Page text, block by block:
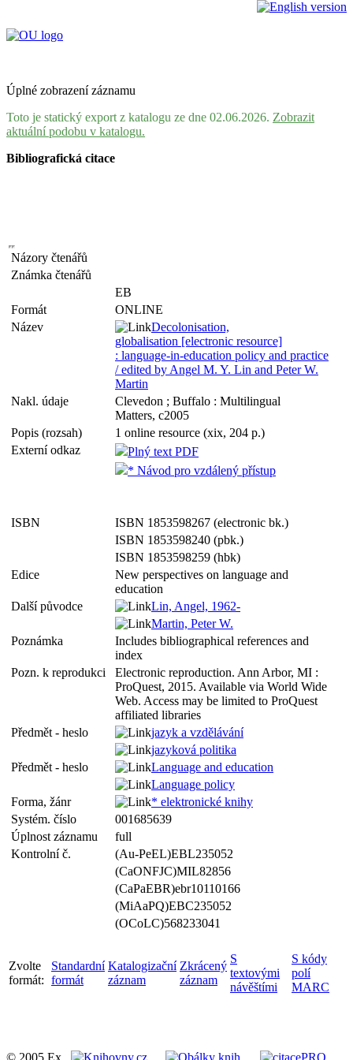
Úplné zobrazení záznamu
Toto je statický export z katalogu ze dne 02.06.2026. Zobrazit
aktuální podobu v katalogu.
Bibliografická citace
Názory čtenářů
Známka čtenářů
EB
Formát
ONLINE
Název
Decolonisation,
globalisation [electronic resource]
: language-in-education policy and practice
/ edited by Angel M. Y. Lin and Peter W.
Martin
Nakl. údaje
Clevedon ; Buffalo : Multilingual
Matters, c2005
Popis (rozsah)
1 online resource (xix, 204 p.)
Externí odkaz
Plný text PDF
* Návod pro vzdálený přístup
ISBN
ISBN 1853598267 (electronic bk.)
ISBN 1853598240 (pbk.)
ISBN 1853598259 (hbk)
Edice
New perspectives on language and
education
Další původce
Lin, Angel, 1962-
Martin, Peter W.
Poznámka
Includes bibliographical references and
index
Pozn. k reprodukci
Electronic reproduction. Ann Arbor, MI :
ProQuest, 2015. Available via World Wide
Web. Access may be limited to ProQuest
affiliated libraries
Předmět - heslo
jazyk a vzdělávání
jazyková politika
Předmět - heslo
Language and education
Language policy
Forma, žánr
* elektronické knihy
Systém. číslo
001685639
Úplnost záznamu
full
Kontrolní č.
(Au-PeEL)EBL235052
(CaONFJC)MIL82856
(CaPaEBR)ebr10110166
(MiAaPQ)EBC235052
(OCoLC)568233041
Zvolte
formát:
Standardní
formát
Katalogizační
záznam
Zkrácený
záznam
S
textovými
návěštími
S kódy
polí
MARC
© 2005 Ex